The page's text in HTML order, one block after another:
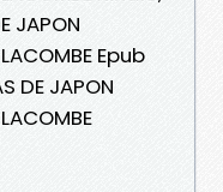
JAPON
Epub
DE JAPON